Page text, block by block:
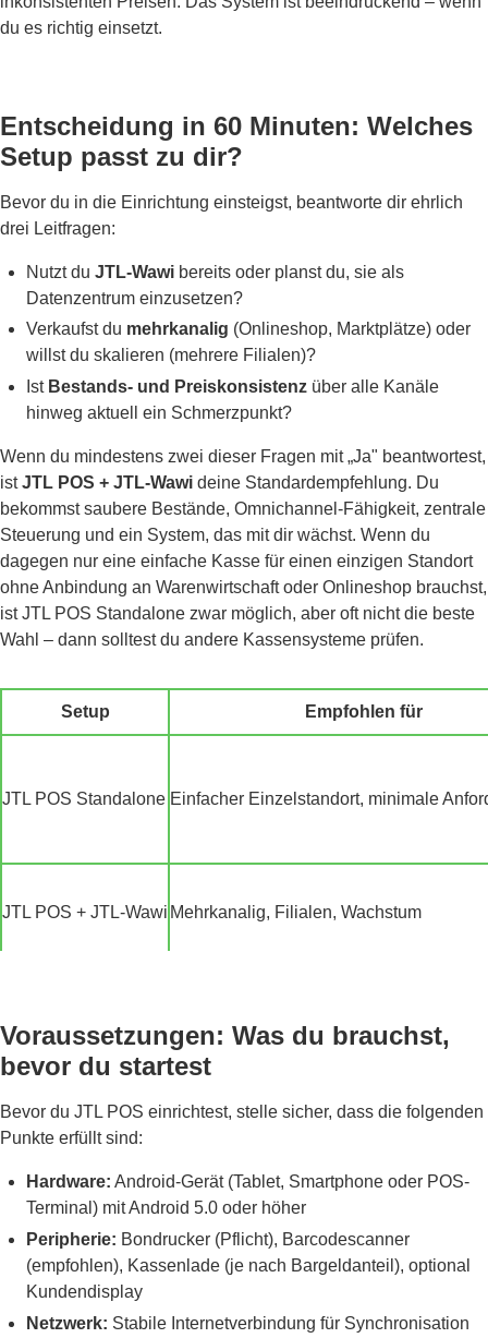
du es richtig einsetzt.
Entscheidung in 60 Minuten: Welches
Setup passt zu dir?
Bevor du in die Einrichtung einsteigst, beantworte dir ehrlich
drei Leitfragen:
Nutzt du JTL-Wawi bereits oder planst du, sie als
Datenzentrum einzusetzen?
Verkaufst du mehrkanalig (Onlineshop, Marktplätze) oder
willst du skalieren (mehrere Filialen)?
Ist Bestands- und Preiskonsistenz über alle Kanäle
hinweg aktuell ein Schmerzpunkt?
Wenn du mindestens zwei dieser Fragen mit „Ja" beantwortest,
istJTL POS + JTL-Wawi deine Standardempfehlung. Du
bekommst saubere Bestände, Omnichannel-Fähigkeit, zentrale
Steuerung und ein System, das mit dir wächst. Wenn du
dagegen nur eine einfache Kasse für einen einzigen Standort
ohne Anbindung an Warenwirtschaft oder Onlineshop brauchst,
ist JTL POS Standalone zwar möglich, aber oft nicht die beste
Wahl – dann solltest du andere Kassensysteme prüfen.
Setup Empfohlen für
JTL POS Standalone Einfacher Einzelstandort, minimale
JTL POS + JTL-Wawi Mehrkanalig, Filialen, Wachstum
Voraussetzungen: Was du brauchst,
bevor du startest
Bevor du JTL POS einrichtest, stelle sicher, dass die folgenden
Punkte erfüllt sind:
Hardware: Android-Gerät (Tablet, Smartphone oder POS-
Terminal) mit Android 5.0 oder höher
Peripherie: Bondrucker (Pflicht), Barcodescanner
(empfohlen), Kassenlade (je nach Bargeldanteil), optional
Kundendisplay
Netzwerk: Stabile Internetverbindung für Synchronisation